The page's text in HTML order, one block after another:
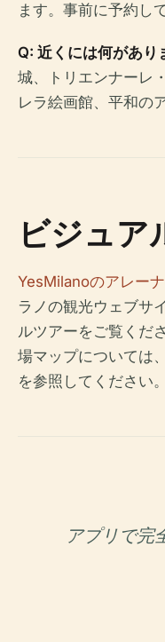
ます。事前に予約し
Q: 近くには何があり
城、トリエンナーレ
レラ絵画館、平和の
ビジュア
YesMilanoのアレー
ラノの観光ウェブサ
ルツアーをご覧くだ
場マップについては、
を参照してください。
アプリで完